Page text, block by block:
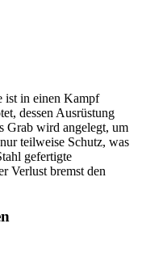
ist in einen Kampf
dessen Ausrüstung
Grab wird angelegt, um
teilweise Schutz, was
gefertigte
Verlust bremst den